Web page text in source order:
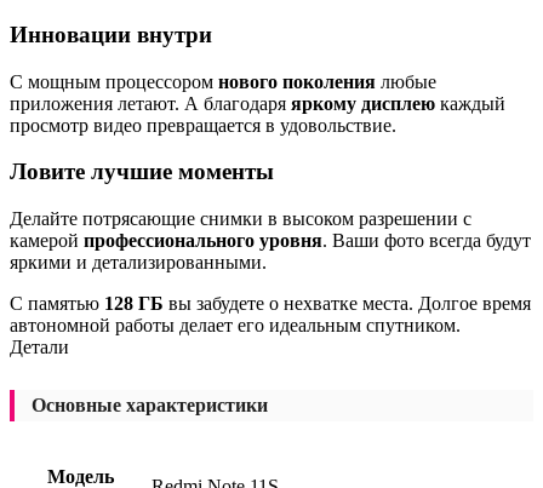
Инновации внутри
С мощным процессором нового поколения любые
приложения летают. А благодаря яркому дисплею каждый
просмотр видео превращается в удовольствие.
Ловите лучшие моменты
Делайте потрясающие снимки в высоком разрешении с
камерой профессионального уровня. Ваши фото всегда будут
яркими и детализированными.
С памятью 128 ГБ вы забудете о нехватке места. Долгое время
автономной работы делает его идеальным спутником.
Детали
Основные характеристики
Модель